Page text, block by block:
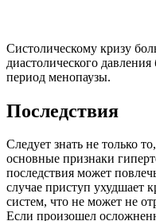
Систолическому кризу
диастолического
период менопаузы.
Последствия
Следует знать не только
основные признаки
последствия может
случае приступ ухудшает
систем, что не может не
Если произошел